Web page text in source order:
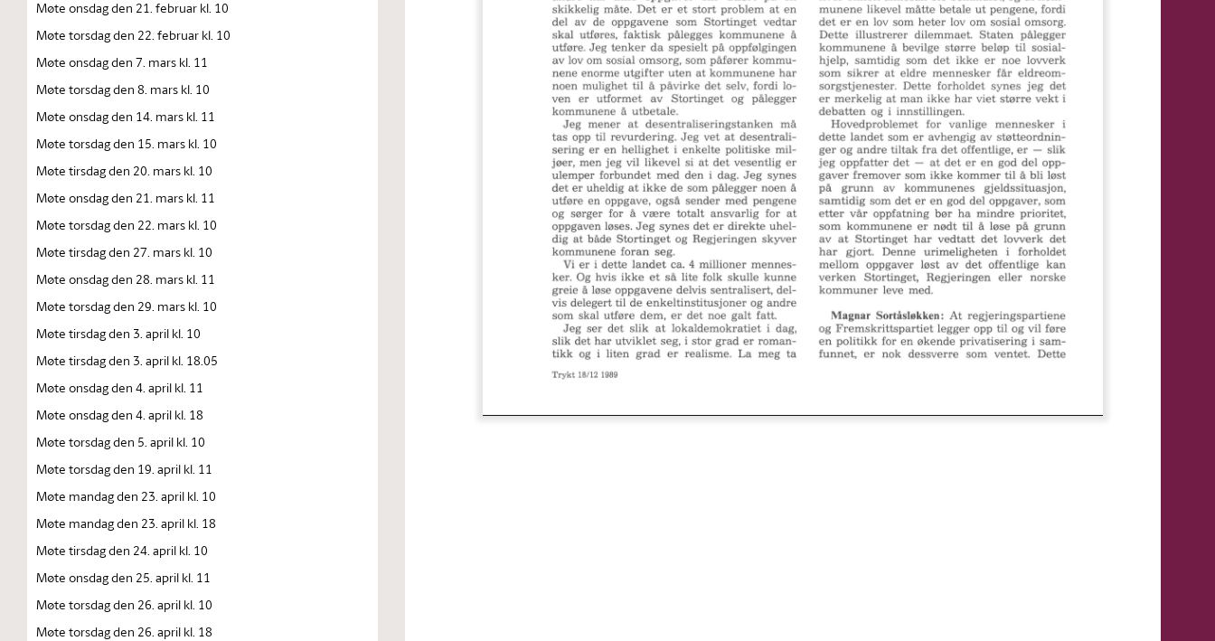
Møte onsdag den 21. februar kl. 10
Møte torsdag den 22. februar kl. 10
Møte onsdag den 7. mars kl. 11
Møte torsdag den 8. mars kl. 10
Møte onsdag den 14. mars kl. 11
Møte torsdag den 15. mars kl. 10
Møte tirsdag den 20. mars kl. 10
Møte onsdag den 21. mars kl. 11
Møte torsdag den 22. mars kl. 10
Møte tirsdag den 27. mars kl. 10
Møte onsdag den 28. mars kl. 11
Møte torsdag den 29. mars kl. 10
Møte tirsdag den 3. april kl. 10
Møte tirsdag den 3. april kl. 18.05
Møte onsdag den 4. april kl. 11
Møte onsdag den 4. april kl. 18
Møte torsdag den 5. april kl. 10
Møte torsdag den 19. april kl. 11
Møte mandag den 23. april kl. 10
Møte mandag den 23. april kl. 18
Møte tirsdag den 24. april kl. 10
Møte onsdag den 25. april kl. 11
Møte torsdag den 26. april kl. 10
Møte torsdag den 26. april kl. 18